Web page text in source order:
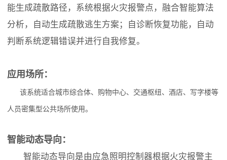
能生成疏散路径，系统根据火灾报警点，融合智能算法
分析，自动生成疏散逃生方案；自诊断恢复功能，自动
判断系统逻辑错误并进行自我修复。
应用场所：
该系统适合城市综合体、购物中心、交通枢纽、酒店、写字楼等
人员密集型公共场所使用。
智能动态导向：
智能动态导向是由应急照明控制器根据火灾报警主